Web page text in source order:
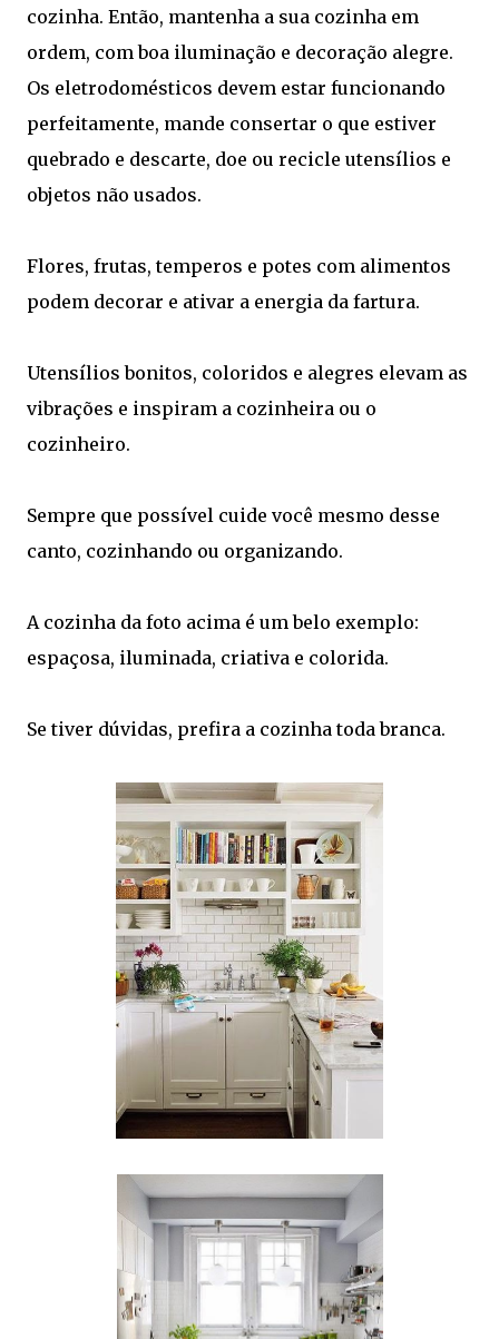
cozinha. Então, mantenha a sua cozinha em
ordem, com boa iluminação e decoração alegre.
Os eletrodomésticos devem estar funcionando
perfeitamente, mande consertar o que estiver
quebrado e descarte, doe ou recicle utensílios e
objetos não usados.
Flores, frutas, temperos e potes com alimentos
podem decorar e ativar a energia da fartura.
Utensílios bonitos, coloridos e alegres elevam as
vibrações e inspiram a cozinheira ou o
cozinheiro.
Sempre que possível cuide você mesmo desse
canto, cozinhando ou organizando.
A cozinha da foto acima é um belo exemplo:
espaçosa, iluminada, criativa e colorida.
Se tiver dúvidas, prefira a cozinha toda branca.